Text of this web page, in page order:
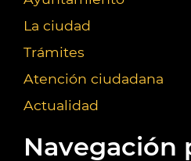
La ciudad
Trámites
Atención ciudadana
Actualidad
Navegación